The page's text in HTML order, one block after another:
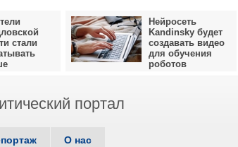
стали
Нейросеть
Kandinsky будет
создавать видео
для обучения
роботов
портал
О нас